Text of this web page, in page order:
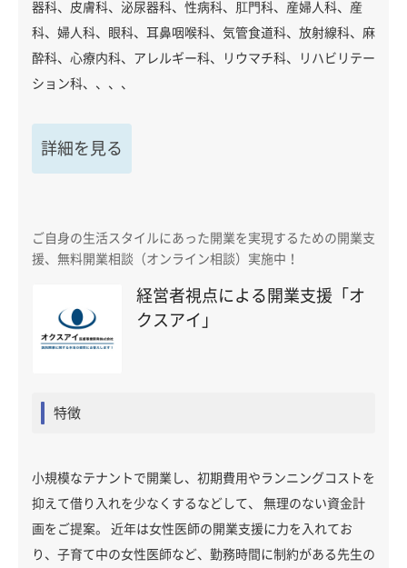
器科、皮膚科、泌尿器科、性病科、肛門科、産婦人科、産
科、婦人科、眼科、耳鼻咽喉科、気管食道科、放射線科、麻
酔科、心療内科、アレルギー科、リウマチ科、リハビリテー
ション科、、、、
詳細を見る
ご自身の生活スタイルにあった開業を実現するための開業支
援、無料開業相談（オンライン相談）実施中！
経営者視点による開業支援「オ
クスアイ」
特徴
小規模なテナントで開業し、初期費用やランニングコストを
抑えて借り入れを少なくするなどして、 無理のない資金計
画をご提案。 近年は女性医師の開業支援に力を入れてお
り、子育て中の女性医師など、勤務時間に制約がある先生の